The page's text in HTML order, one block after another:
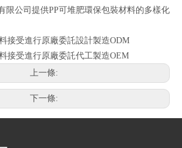
限公司提供PP可堆肥環保包裝材料的多樣化
接受進行原廠委託設計製造ODM
接受進行原廠委託代工製造OEM
上一條:
下一條: